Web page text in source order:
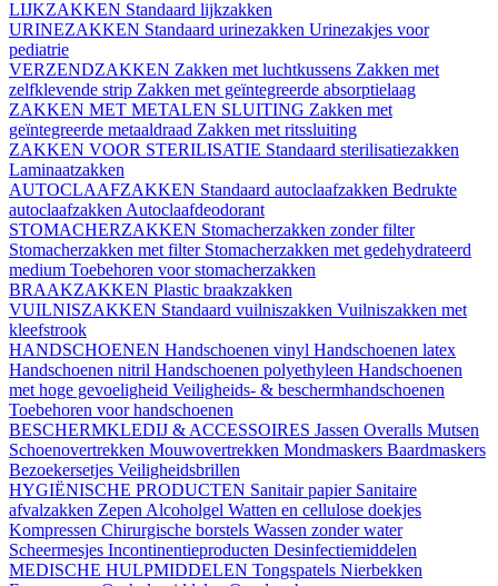
LIJKZAKKEN Standaard lijkzakken
URINEZAKKEN Standaard urinezakken Urinezakjes voor
pediatrie
VERZENDZAKKEN Zakken met luchtkussens Zakken met
zelfklevende strip Zakken met geïntegreerde absorptielaag
ZAKKEN MET METALEN SLUITING Zakken met
geïntegreerde metaaldraad Zakken met ritssluiting
ZAKKEN VOOR STERILISATIE Standaard sterilisatiezakken
Laminaatzakken
AUTOCLAAFZAKKEN Standaard autoclaafzakken Bedrukte
autoclaafzakken Autoclaafdeodorant
STOMACHERZAKKEN Stomacherzakken zonder filter
Stomacherzakken met filter Stomacherzakken met gedehydrateerd
medium Toebehoren voor stomacherzakken
BRAAKZAKKEN Plastic braakzakken
VUILNISZAKKEN Standaard vuilniszakken Vuilniszakken met
kleefstrook
HANDSCHOENEN Handschoenen vinyl Handschoenen latex
Handschoenen nitril Handschoenen polyethyleen Handschoenen
met hoge gevoeligheid Veiligheids- & beschermhandschoenen
Toebehoren voor handschoenen
BESCHERMKLEDIJ & ACCESSOIRES Jassen Overalls Mutsen
Schoenovertrekken Mouwovertrekken Mondmaskers Baardmaskers
Bezoekersetjes Veiligheidsbrillen
HYGIËNISCHE PRODUCTEN Sanitair papier Sanitaire
afvalzakken Zepen Alcoholgel Watten en cellulose doekjes
Kompressen Chirurgische borstels Wassen zonder water
Scheermesjes Incontinentieproducten Desinfectiemiddelen
MEDISCHE HULPMIDDELEN Tongspatels Nierbekken